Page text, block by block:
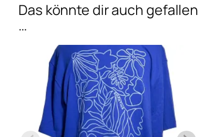
Das könnte dir auch gefallen
…